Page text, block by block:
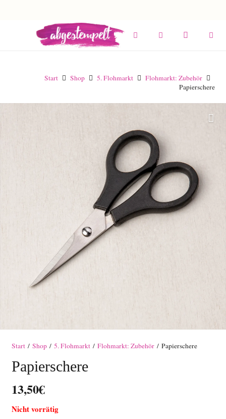
Start Shop 5. Flohmarkt
Flohmarkt: Zubehör
Papierschere
Start/ Shop/ 5. Flohmarkt/ Flohmarkt: Zubehör/ Papierschere
Papierschere
13,50€
Nicht vorrätig